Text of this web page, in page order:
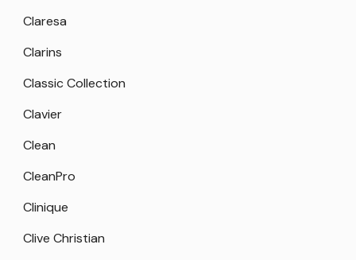
Claresa
Clarins
Classic Collection
Clavier
Clean
CleanPro
Clinique
Clive Christian